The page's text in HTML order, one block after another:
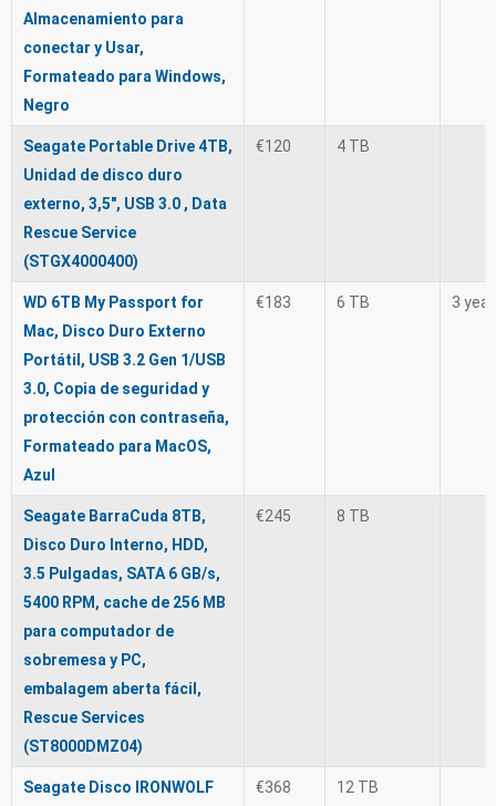
Almacenamiento para
conectar y Usar,
Formateado para Windows,
Negro
Seagate Portable Drive 4TB,
Unidad de disco duro
externo, 3,5", USB 3.0 , Data
Rescue Service
(STGX4000400)
€120 4 TB
WD 6TB My Passport for
Mac, Disco Duro Externo
Portátil, USB 3.2 Gen 1/USB
3.0, Copia de seguridad y
protección con contraseña,
Formateado para MacOS,
Azul
€183 6 TB 3
Seagate BarraCuda 8TB,
Disco Duro Interno, HDD,
3.5 Pulgadas, SATA 6 GB/s,
5400 RPM, cache de 256 MB
para computador de
sobremesa y PC,
embalagem aberta fácil,
Rescue Services
(ST8000DMZ04)
€245 8 TB
Seagate Disco IRONWOLF
€368 12 TB